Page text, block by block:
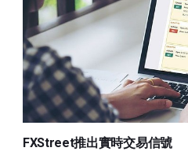
FXStreet推出實時交易信號